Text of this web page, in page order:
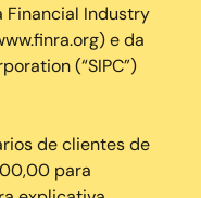
Financial Industry
e da
(“SIPC”)
de clientes de
para